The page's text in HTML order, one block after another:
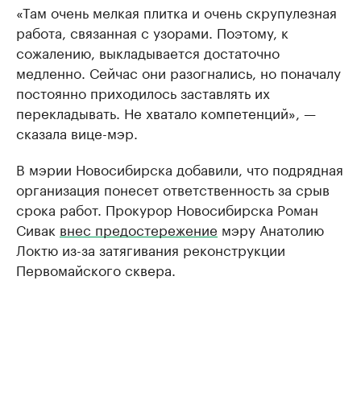
«Там очень мелкая плитка и очень скрупулезная
работа, связанная с узорами. Поэтому, к
сожалению, выкладывается достаточно
медленно. Сейчас они разогнались, но поначалу
постоянно приходилось заставлять их
перекладывать. Не хватало компетенций», —
сказала вице-мэр.
В мэрии Новосибирска добавили, что подрядная
организация понесет ответственность за срыв
срока работ. Прокурор Новосибирска Роман
Сивак внес предостережение мэру Анатолию
Локтю из-за затягивания реконструкции
Первомайского сквера.